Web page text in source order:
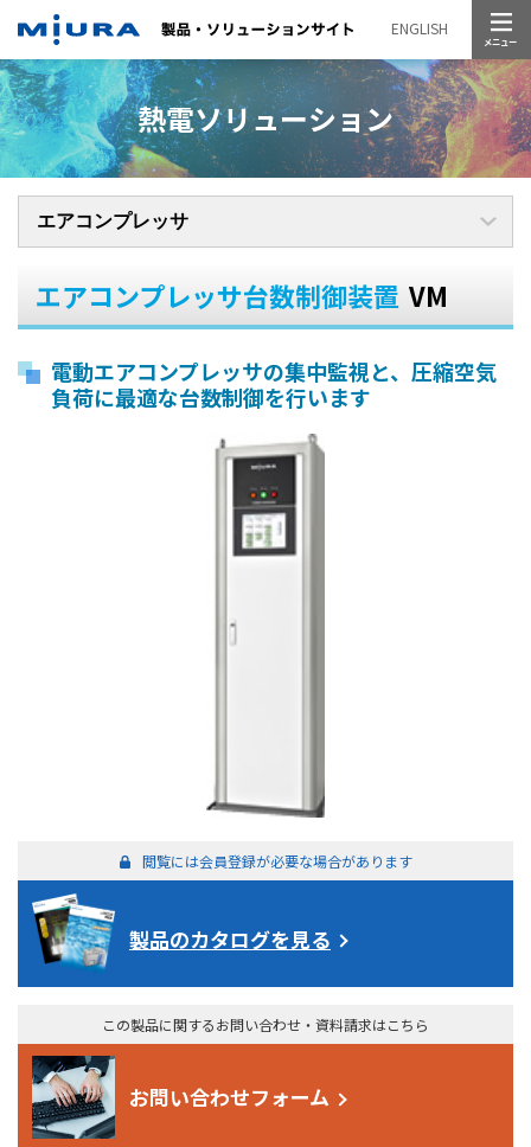
ENGLISH
熱電ソリューション
エアコンプレッサ台数制御装置 VM
電動エアコンプレッサの集中監視と、 圧縮空気
負荷に最適な台数制御を行います
閲覧には会員登録が必要な場合があります
製品のカタログを見る
この製品に関するお問い合わせ・資料請求はこちら
お問い合わせフォーム